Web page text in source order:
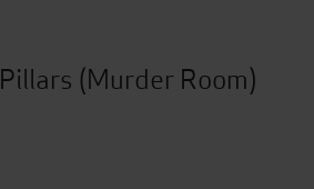
(Murder Room)